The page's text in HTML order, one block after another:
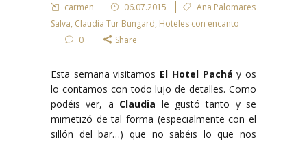
carmen 06.07.2015
Ana Palomares
Salva, Claudia Tur Bungard, Hoteles con encanto
0
Share
Esta semana visitamos El Hotel Pachá y os
lo contamos con todo lujo de detalles. Como
podéis ver, a Claudia le gustó tanto y se
mimetizó de tal forma (especialmente con el
sillón del bar…) que no sabéis lo que nos